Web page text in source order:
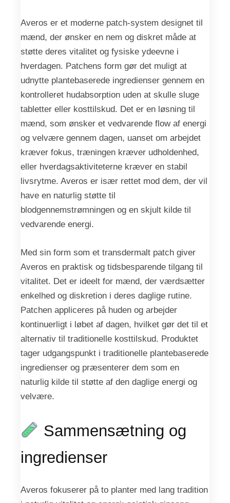
Averos er et moderne patch-system designet til
mænd, der ønsker en nem og diskret måde at
støtte deres vitalitet og fysiske ydeevne i
hverdagen. Patchens form gør det muligt at
udnytte plantebaserede ingredienser gennem en
kontrolleret hudabsorption uden at skulle sluge
tabletter eller kosttilskud. Det er en løsning til
mænd, som ønsker et vedvarende flow af energi
og velvære gennem dagen, uanset om arbejdet
kræver fokus, træningen kræver udholdenhed,
eller hverdagsaktiviteterne kræver en stabil
livsrytme. Averos er især rettet mod dem, der vil
have en naturlig støtte til
blodgennemstrømningen og en skjult kilde til
vedvarende energi.
Med sin form som et transdermalt patch giver
Averos en praktisk og tidsbesparende tilgang til
vitalitet. Det er ideelt for mænd, der værdsætter
enkelhed og diskretion i deres daglige rutine.
Patchen appliceres på huden og arbejder
kontinuerligt i løbet af dagen, hvilket gør det til et
alternativ til traditionelle kosttilskud. Produktet
tager udgangspunkt i traditionelle plantebaserede
ingredienser og præsenterer dem som en
naturlig kilde til støtte af den daglige energi og
velvære.
Sammensætning og
ingredienser
Averos fokuserer på to planter med lang tradition